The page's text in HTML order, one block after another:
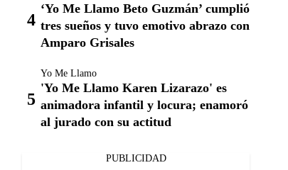
‘Yo Me Llamo Beto Guzmán’ cumplió
tres sueños y tuvo emotivo abrazo con
Amparo Grisales
Yo Me Llamo
'Yo Me Llamo Karen Lizarazo' es
animadora infantil y locura; enamoró
al jurado con su actitud
PUBLICIDAD